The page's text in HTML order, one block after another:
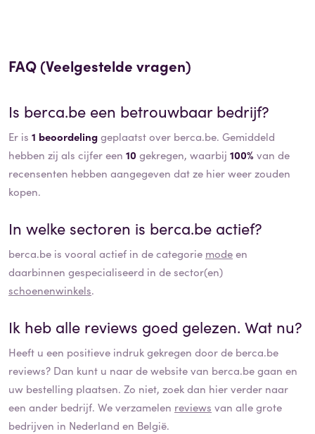
FAQ (Veelgestelde vragen)
Is berca.be een betrouwbaar bedrijf?
Er is 1 beoordelinggeplaatst over berca.be. Gemiddeld
hebben zij als cijfer een 10 gekregen, waarbij 100% van de
recensenten hebben aangegeven dat ze hier weer zouden
kopen.
In welke sectoren is berca.be actief?
berca.be is vooral actief in de categorie modeen
daarbinnen gespecialiseerd in de sector(en)
schoenenwinkels.
Ik heb alle reviews goed gelezen. Wat nu?
Heeft u een positieve indruk gekregen door de berca.be
reviews? Dan kunt u naar de website van berca.begaan en
uw bestelling plaatsen. Zo niet, zoek dan hier verder naar
een ander bedrijf. We verzamelen reviews van alle grote
bedrijven in Nederland en België.